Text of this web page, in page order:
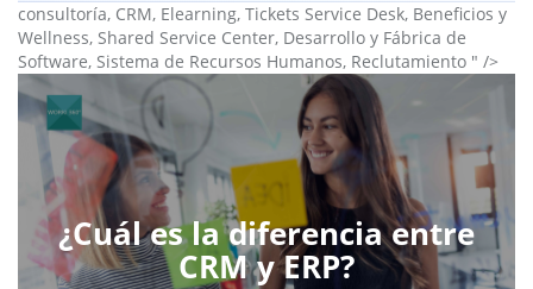
consultoría, CRM, Elearning, Tickets Service Desk, Beneficios y
Wellness, Shared Service Center, Desarrollo y Fábrica de
Software, Sistema de Recursos Humanos, Reclutamiento " />
¿Cuál es la diferencia entre
CRM y ERP?